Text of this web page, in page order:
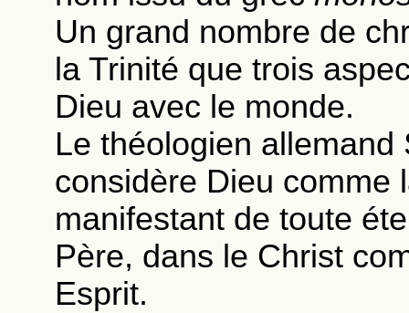
Un grand nombre de
la Trinité que trois
Dieu avec le monde.
Le théologien
considère Dieu comme
manifestant de toute
Père, dans le Christ
Esprit.